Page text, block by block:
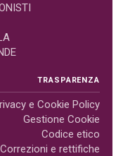
TRASPARENZA
e Cookie Policy
Gestione Cookie
Codice etico
Correzioni e rettifiche